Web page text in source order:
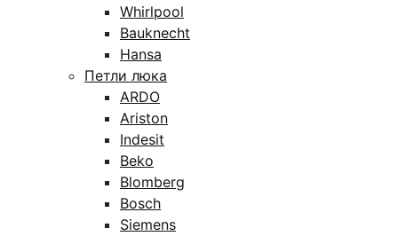
Whirlpool
Bauknecht
Hansa
Петли люка
ARDO
Ariston
Indesit
Beko
Blomberg
Bosch
Siemens